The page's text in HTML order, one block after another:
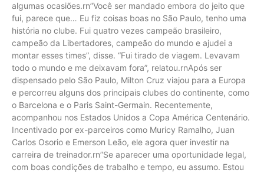
algumas ocasiões.rn”Você ser mandado embora do jeito que
fui, parece que… Eu fiz coisas boas no São Paulo, tenho uma
história no clube. Fui quatro vezes campeão brasileiro,
campeão da Libertadores, campeão do mundo e ajudei a
montar esses times”, disse. “Fui tirado de viagem. Levavam
todo o mundo e me deixavam fora”, relatou.rnApós ser
dispensado pelo São Paulo, Milton Cruz viajou para a Europa
e percorreu alguns dos principais clubes do continente, como
o Barcelona e o Paris Saint-Germain. Recentemente,
acompanhou nos Estados Unidos a Copa América Centenário.
Incentivado por ex-parceiros como Muricy Ramalho, Juan
Carlos Osorio e Emerson Leão, ele agora quer investir na
carreira de treinador.rn”Se aparecer uma oportunidade legal,
com boas condições de trabalho e tempo, eu assumo. Estou